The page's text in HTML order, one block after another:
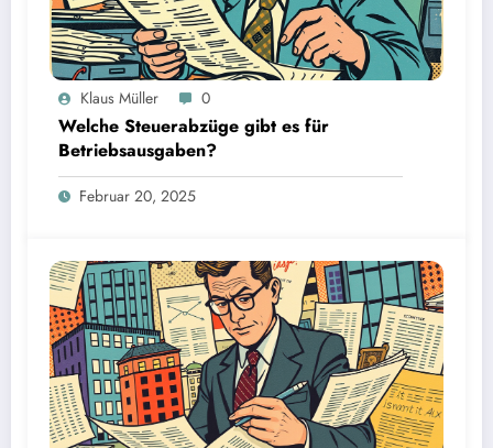
Klaus Müller 0
Welche Steuerabzüge gibt es für
Betriebsausgaben?
Februar 20, 2025